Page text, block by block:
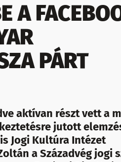
A
PÁRT
aktívan részt vett a
jutott
Jogi Kultúra Intézet
a Századvég jogi